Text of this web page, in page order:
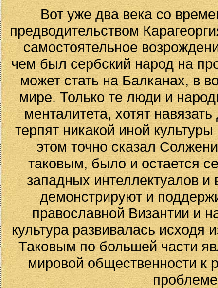
Вот уже два века со
предводительством
самостоятельное
чем был сербский народ на
может стать на Балканах, в
мире. Только те люди и
менталитета, хотят
терпят никакой иной
этом точно сказал
таковым, было и остается
западных интеллектуалов
демонстрируют и
православной Византии и
культура развивалась исходя
Таковым по большей части
мировой общественности к